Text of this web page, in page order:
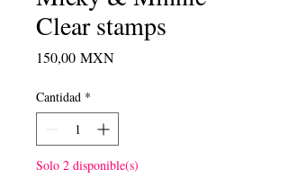
Clear stamps
150,00 MXNPrecio
Cantidad *
Solo 2 disponible(s)